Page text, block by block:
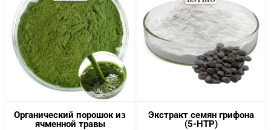
Органический порошок из
ячменной травы
Экстракт семян грифона
(5-HTP)